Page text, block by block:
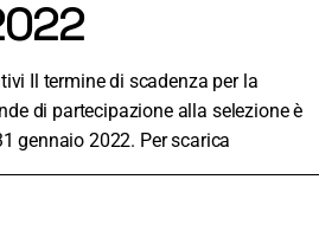
Il termine di scadenza per la
di partecipazione alla selezione è
gennaio 2022. Per scarica